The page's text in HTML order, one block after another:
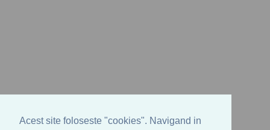
Acest site foloseste "cookies". Navigand in